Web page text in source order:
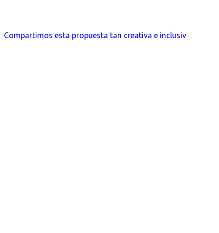
Compartimos esta propuesta tan creativa e inclusiv